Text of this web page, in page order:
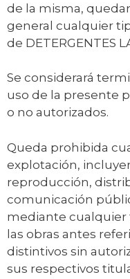
de la misma,
general cualquier
de DETERGENTES
Se considerará
uso de la presente
o no autorizados.
Queda prohibida
explotación,
reproducción,
comunicación
mediante cualquier
las obras antes
distintivos sin
sus respectivos